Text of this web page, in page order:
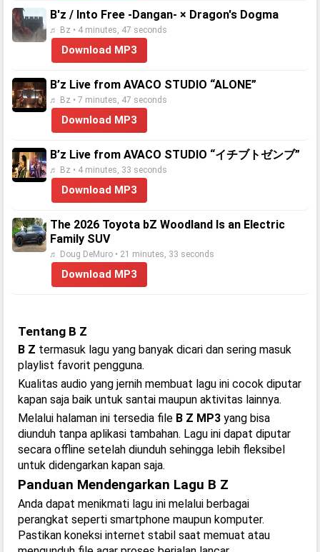
B'z / Into Free -Dangan- × Dragon's Dogma
♬ Bz • 4 minutes, 47 seconds
Download MP3
B’z Live from AVACO STUDIO “ALONE”
♬ Bz • 7 minutes, 47 seconds
Download MP3
B’z Live from AVACO STUDIO “イチブトゼンブ”
♬ Bz • 4 minutes, 33 seconds
Download MP3
The 2026 Toyota bZ Woodland Is an Electric
Family SUV
♬ Doug DeMuro • 21 minutes, 33 seconds
Download MP3
Tentang B Z
B Z termasuk lagu yang banyak dicari dan sering masuk
playlist favorit pengguna.
Kualitas audio yang jernih membuat lagu ini cocok diputar
kapan saja baik untuk santai maupun aktivitas lainnya.
Melalui halaman ini tersedia file B Z MP3 yang bisa
diunduh tanpa aplikasi tambahan. Lagu ini dapat diputar
secara offline setelah diunduh sehingga lebih fleksibel
untuk didengarkan kapan saja.
Panduan Mendengarkan Lagu B Z
Anda dapat menikmati lagu ini melalui berbagai
perangkat seperti smartphone maupun komputer.
Pastikan koneksi internet stabil saat memuat atau